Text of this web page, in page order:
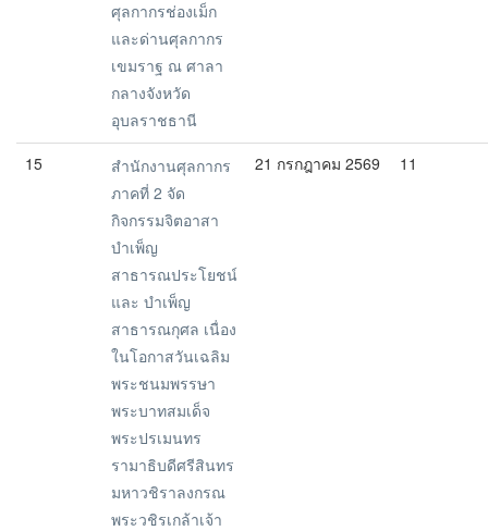
ศุลกากรช่องเม็ก
และด่านศุลกากร
เขมราฐ ณ ศาลา
กลางจังหวัด
อุบลราชธานี
15
สำนักงานศุลกากร
ภาคที่ 2 จัด
กิจกรรมจิตอาสา
บำเพ็ญ
สาธารณประโยชน์
และ บำเพ็ญ
สาธารณกุศล เนื่อง
ในโอกาสวันเฉลิม
พระชนมพรรษา
พระบาทสมเด็จ
พระปรเมนทร
รามาธิบดีศรีสินทร
มหาวชิราลงกรณ
พระวชิรเกล้าเจ้า
21 กรกฎาคม 2569 11